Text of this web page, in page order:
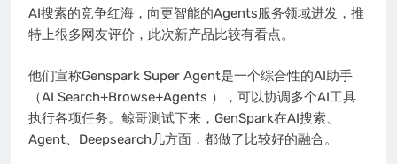
AI搜索的竞争红海，向更智能的Agents服务领域进发，推
特上很多网友评价，此次新产品比较有看点。
他们宣称Genspark Super Agent是一个综合性的AI助手
（AI Search+Browse+Agents ），可以协调多个AI工具
执行各项任务。鲸哥测试下来，GenSpark在AI搜索、
Agent、Deepsearch几方面，都做了比较好的融合。